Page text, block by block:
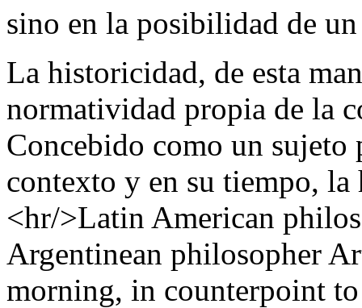
sino en la posibilidad de
La historicidad, de esta
normatividad propia de la
Concebido como un
contexto y en su tiempo,
<hr/>Latin American
Argentinean philosopher
morning, in counterpoint